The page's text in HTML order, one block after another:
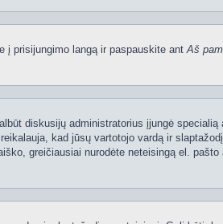
į prisijungimo langą ir paspauskite antAš
diskusijų administratorius įjungė
kad jūsų vartotojo vardą ir
greičiausiai nurodėte neteisingą el.